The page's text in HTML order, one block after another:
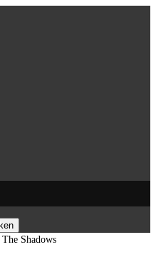
Shadows